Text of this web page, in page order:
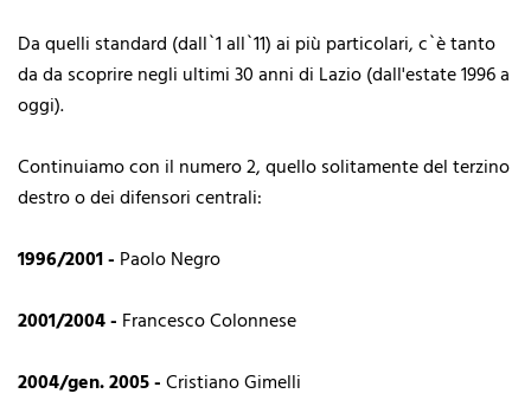
Da quelli standard (dall`1 all`11) ai più particolari, c`è tanto
da da scoprire negli ultimi 30 anni di Lazio (dall'estate 1996 a
oggi).
Continuiamo con il numero 2, quello solitamente del terzino
destro o dei difensori centrali:
1996/2001 - Paolo Negro
2001/2004 - Francesco Colonnese
2004/gen. 2005 -Cristiano Gimelli